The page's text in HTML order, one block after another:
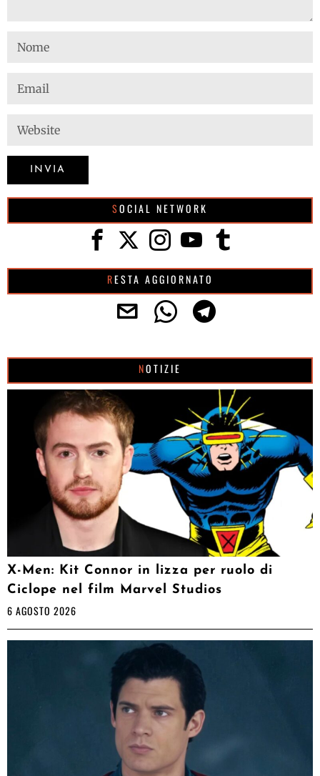
SOCIAL NETWORK
RESTA AGGIORNATO
NOTIZIE
X-Men: Kit Connor in lizza per ruolo di
Ciclope nel film Marvel Studios
6 AGOSTO 2026